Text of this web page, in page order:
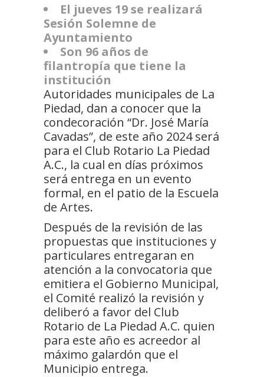
El jueves 19 se realizará
Sesión Solemne de
Ayuntamiento
Son 96 años de
filantropía que tiene la
institución
Autoridades municipales de La
Piedad, dan a conocer que la
condecoración “Dr. José María
Cavadas”, de este año 2024 será
para el Club Rotario La Piedad
A.C., la cual en días próximos
será entrega en un evento
formal, en el patio de la Escuela
de Artes.
Después de la revisión de las
propuestas que instituciones y
particulares entregaran en
atención a la convocatoria que
emitiera el Gobierno Municipal,
el Comité realizó la revisión y
deliberó a favor del Club
Rotario de La Piedad A.C. quien
para este año es acreedor al
máximo galardón que el
Municipio entrega.